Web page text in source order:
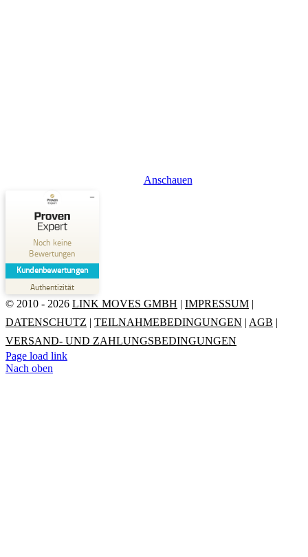
Anschauen
Noch keine
Bewertungen
Kundenbewertungen
Authentizität
Kundenbewertungen und Erfahrungen zu
LINK MOVES GmbH
MANGELHAFT
Erfahren Sie mehr über dieses Bewertungssiegel
01.01.1970
Profil ansehen
© 2010 - 2026 LINK MOVES GMBH | IMPRESSUM |
DATENSCHUTZ | TEILNAHMEBEDINGUNGEN | AGB |
VERSAND- UND ZAHLUNGSBEDINGUNGEN
Page load link
Nach oben